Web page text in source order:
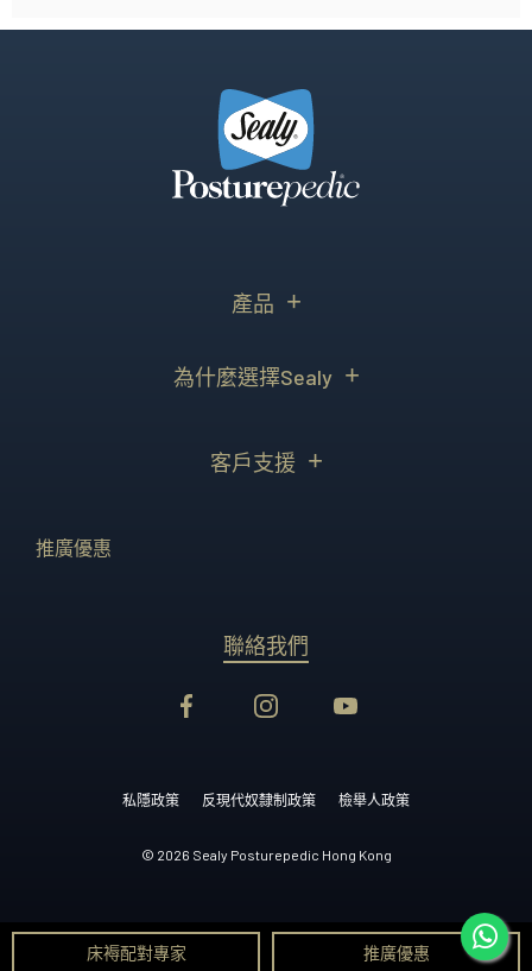
產品
為什麼選擇Sealy
客戶支援
推廣優惠
聯絡我們
私隱政策 反現代奴隸制政策 檢舉人政策
© 2026 Sealy Posturepedic Hong Kong
床褥配對專家 推廣優惠